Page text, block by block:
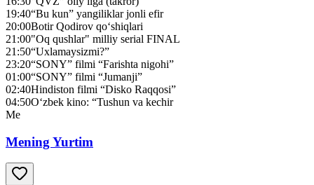
19:40“Bu kun” yangiliklar jonli efir
20:00Botir Qodirov qo‘shiqlari
21:00"Oq qushlar" milliy serial FINAL
21:50“Uxlamaysizmi?”
23:20“SONY” filmi “Farishta nigohi”
01:00“SONY” filmi “Jumanji”
02:40Hindiston filmi “Disko Raqqosi”
04:50O‘zbek kino: “Tushun va kechir
Me
Mening Yurtim